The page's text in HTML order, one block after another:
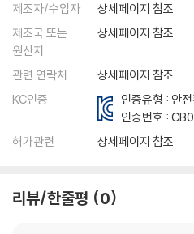
제조자/수입자
상세페이지 참조
제조국 또는
원산지
상세페이지 참조
관련 연락처
상세페이지 참조
KC인증
인증유형 : 안
인증번호 :
허가관련
상세페이지 참조
리뷰/한줄평 0